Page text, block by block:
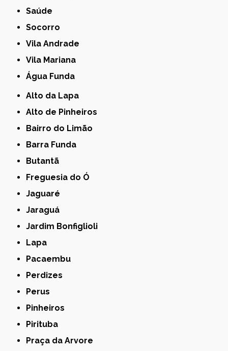
Saúde
Socorro
Vila Andrade
Vila Mariana
Água Funda
Alto da Lapa
Alto de Pinheiros
Bairro do Limão
Barra Funda
Butantã
Freguesia do Ó
Jaguaré
Jaraguá
Jardim Bonfiglioli
Lapa
Pacaembu
Perdizes
Perus
Pinheiros
Pirituba
Praça da Arvore